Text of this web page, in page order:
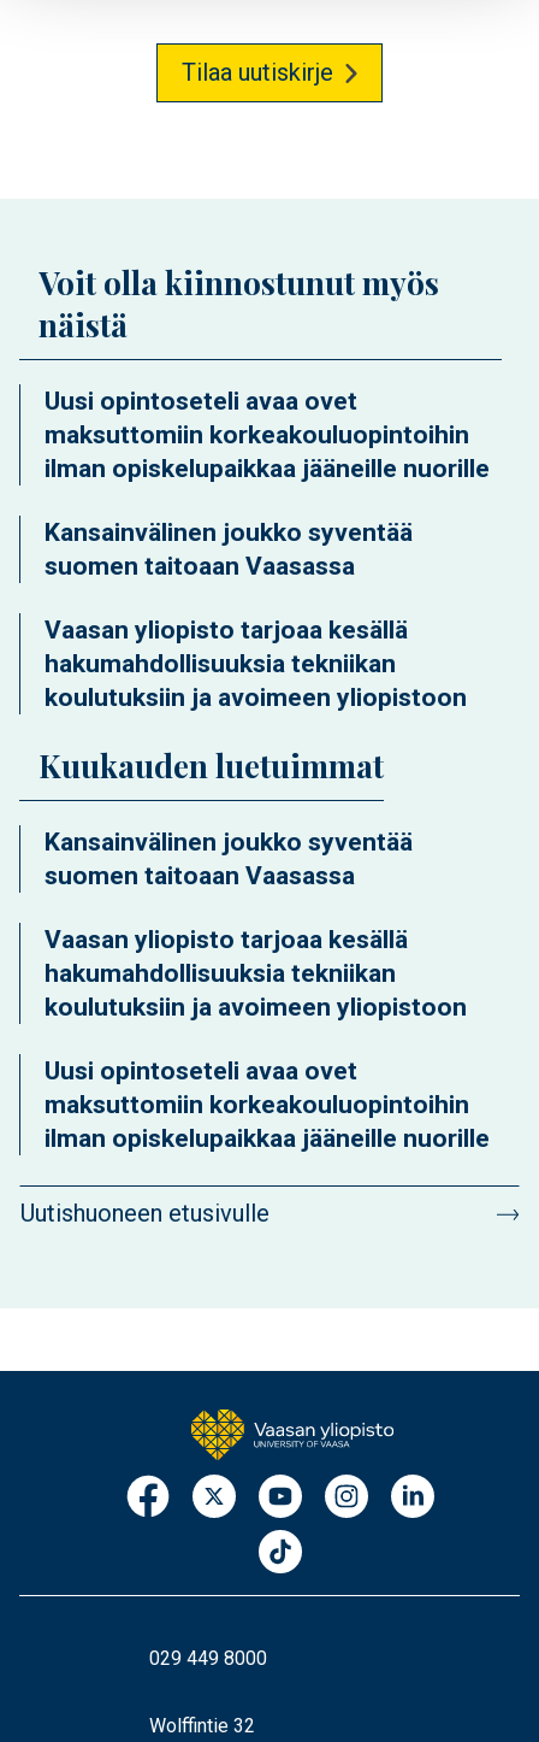
Tilaa uutiskirje
Voit olla kiinnostunut myös
näistä
Uusi opintoseteli avaa ovet
maksuttomiin korkeakouluopintoihin
ilman opiskelupaikkaa jääneille nuorille
Kansainvälinen joukko syventää
suomen taitoaan Vaasassa
Vaasan yliopisto tarjoaa kesällä
hakumahdollisuuksia tekniikan
koulutuksiin ja avoimeen yliopistoon
Kuukauden luetuimmat
Kansainvälinen joukko syventää
suomen taitoaan Vaasassa
Vaasan yliopisto tarjoaa kesällä
hakumahdollisuuksia tekniikan
koulutuksiin ja avoimeen yliopistoon
Uusi opintoseteli avaa ovet
maksuttomiin korkeakouluopintoihin
ilman opiskelupaikkaa jääneille nuorille
Uutishuoneen etusivulle
029 449 8000
Wolffintie 32